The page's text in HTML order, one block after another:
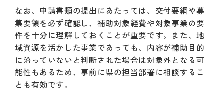
なお、申請書類の提出にあたっては、交付要綱や募
集要領を必ず確認し、補助対象経費や対象事業の要
件を十分に理解しておくことが重要です。また、地
域資源を活かした事業であっても、内容が補助目的
に沿っていないと判断された場合は対象外となる可
能性もあるため、事前に県の担当部署に相談するこ
とも有効です。